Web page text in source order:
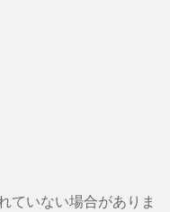
ていない場合がありま